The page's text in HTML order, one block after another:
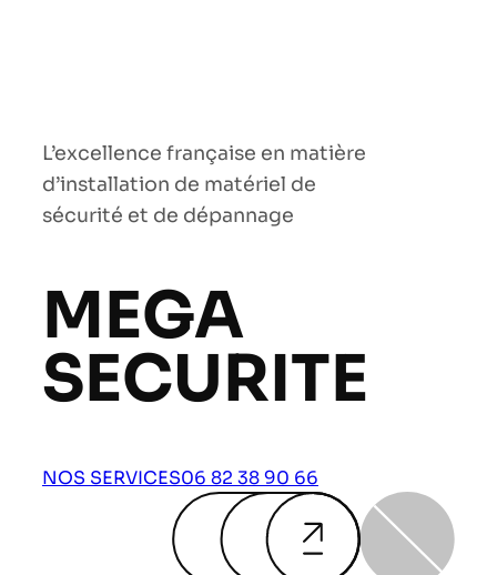
L’excellence française en matière
d’installation de matériel de
sécurité et de dépannage
MEGA
SECURITE
NOS SERVICES06 82 38 90 66